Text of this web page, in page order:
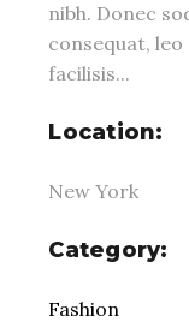
nibh. Donec
consequat,
facilisis...
Location:
New York
Category:
Fashion